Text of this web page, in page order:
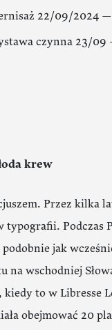
22/09/2024
czynna 23/09
krew
Przez kilka
Podczas
jak
na wschodniej
to w Libresse
obejmować 20